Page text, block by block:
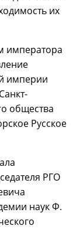
их
императора
империи
общества
Русское
РГО
наук Ф.